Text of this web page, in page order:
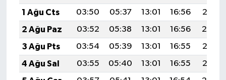
1 Ağu Cts
03:50 05:37 13:01 16:56
20:15
2 Ağu Paz
03:52 05:38 13:01 16:56
20:14
3 Ağu Pts
03:54 05:39 13:01 16:55
20:13
4 Ağu Sal
03:55 05:40 13:01 16:55
20:12